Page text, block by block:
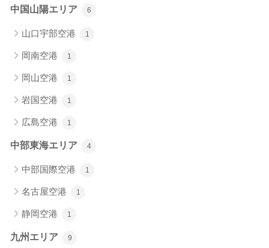
中国山陽エリア 6
山口宇部空港 1
岡南空港 1
岡山空港 1
岩国空港 1
広島空港 1
中部東海エリア 4
中部国際空港 1
名古屋空港 1
静岡空港 1
九州エリア 9